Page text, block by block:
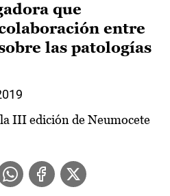
que
entre
las patologías
III edición de Neumocete